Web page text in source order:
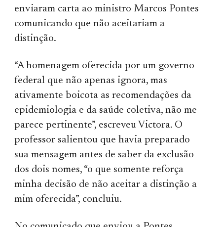
enviaram carta ao ministro Marcos Pontes
comunicando que não aceitariam a
distinção.
“A homenagem oferecida por um governo
federal que não apenas ignora, mas
ativamente boicota as recomendações da
epidemiologia e da saúde coletiva, não me
parece pertinente”, escreveu Victora. O
professor salientou que havia preparado
sua mensagem antes de saber da exclusão
dos dois nomes, “o que somente reforça
minha decisão de não aceitar a distinção a
mim oferecida”, concluiu.